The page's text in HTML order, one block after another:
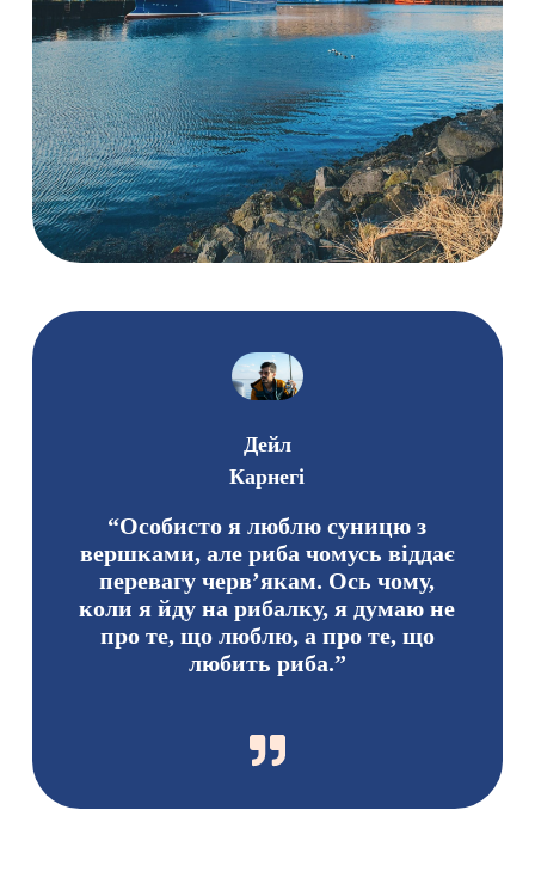
Дейл
Карнегі
“Особисто я люблю суницю з
вершками, але риба чомусь віддає
перевагу черв’якам. Ось чому,
коли я йду на рибалку, я думаю не
про те, що люблю, а про те, що
любить риба.”